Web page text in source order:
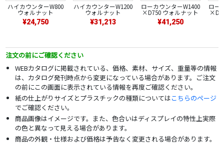
ハイカウンターW800
ウォルナット
¥24,750
ハイカウンターW1200
ウォルナット
¥31,213
ローカウンターW1400
×D750 ウォルナット
¥41,250
ロー
注文の前にご確認ください
WEBカタログに掲載されている、価格、素材、サイズ、重量等の情報
は、カタログ発刊時点から変更になっている場合があります。ご注文
の前にこの画面に表示されている情報を再度ご確認ください。
紙の仕上がりサイズとプラスチックの種類についてはこちらのページ
でご確認ください。
商品画像はイメージです。また、色合いはディスプレイの特性上実際
の色と異なって見える場合があります。
商品の外観・仕様および価格は予告なく変更される場合があります。